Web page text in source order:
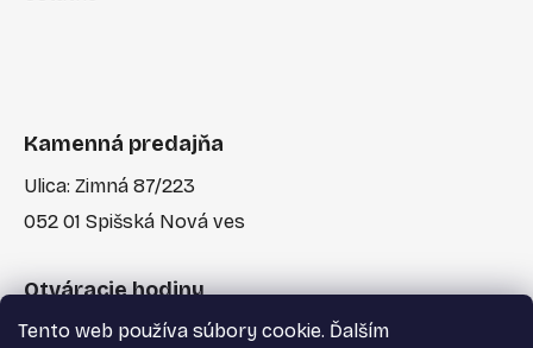
Tento web používa súbory cookie. Ďalším
Kamenná predajňa
Ulica: Zimná 87/223
052 01 Spišská Nová ves
Otváracie hodiny
Po-Pia: 7:30 - 17:00